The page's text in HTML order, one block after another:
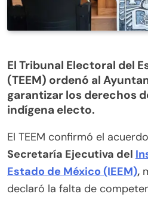
El Tribunal Electoral del
(TEEM) ordenó al
garantizar los derechos
indígena electo.
El TEEM confirmó el
Secretaría Ejecutiva del
Estado de México (IEEM),
declaró la falta de